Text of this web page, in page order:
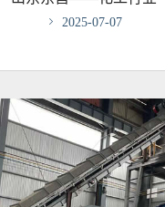
 2025-07-07